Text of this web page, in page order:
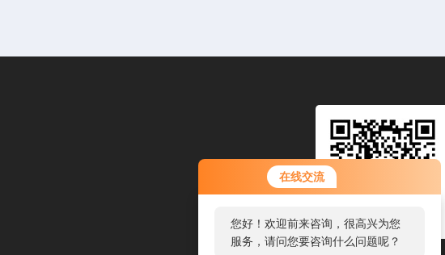
在线交流
您好！欢迎前来咨询，很高兴为您
服务，请问您要咨询什么问题呢？
您好，看您停留很久了，是否找到
了需求产品，您可以直接在线与我